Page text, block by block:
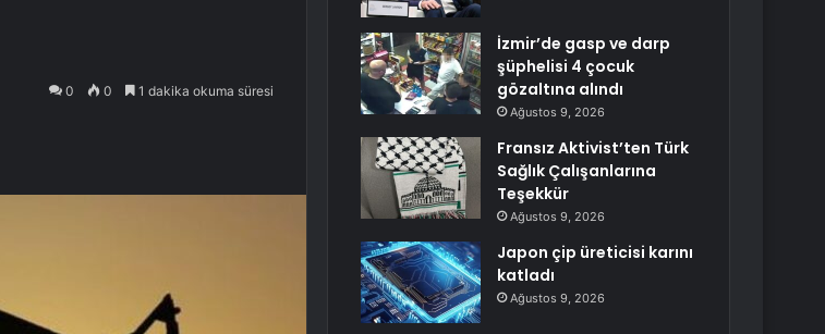
0 0 1 dakika okuma süresi
İzmir’de gasp ve darp
şüphelisi 4 çocuk
gözaltına alındı
Ağustos 9, 2026
Fransız Aktivist’ten Türk
Sağlık Çalışanlarına
Teşekkür
Ağustos 9, 2026
Japon çip üreticisi karını
katladı
Ağustos 9, 2026